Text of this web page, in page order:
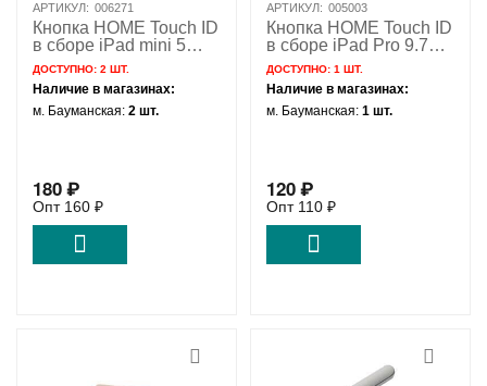
АРТИКУЛ: 006271
Кнопка HOME Touch ID
в сборе iPad mini 5
черный / 821-02196
ДОСТУПНО:2 ШТ.
Наличие в магазинах:
м. Бауманская:2 шт.
180₽
Опт 160 ₽
АРТИКУЛ: 005003
Кнопка HOME Touch ID
в сборе iPad Pro 9.7
розовое золото / 821-
00549
ДОСТУПНО:1 ШТ.
Наличие в магазинах:
м. Бауманская:1 шт.
120₽
Опт 110 ₽